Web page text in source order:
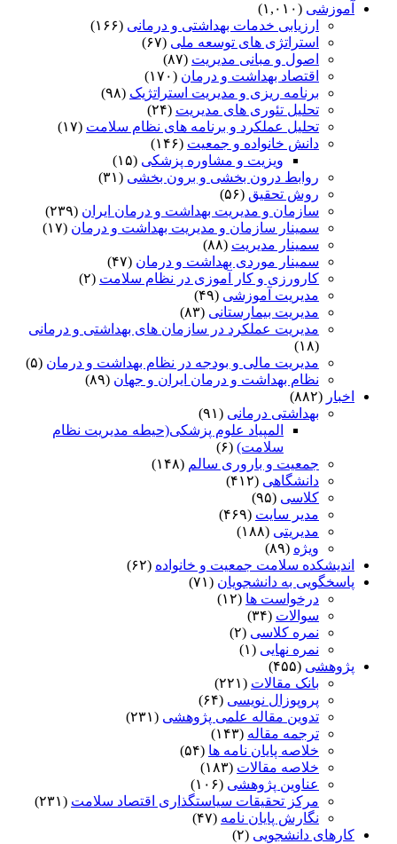
آموزشی (۱,۰۱۰)
ارزیابی خدمات بهداشتی و درمانی (۱۶۶)
استراتژی های توسعه ملی (۶۷)
اصول و مبانی مدیریت (۸۷)
اقتصاد بهداشت و درمان (۱۷۰)
برنامه ریزی و مدیریت استراتژیک (۹۸)
تحلیل تئوری های مدیریت (۲۴)
تحلیل عملکرد و برنامه های نظام سلامت (۱۷)
دانش خانواده و جمعیت (۱۴۶)
ویزیت و مشاوره پزشکی (۱۵)
روابط درون بخشی و برون بخشی (۳۱)
روش تحقیق (۵۶)
سازمان و مدیریت بهداشت و درمان ایران (۲۳۹)
سمینار سازمان و مدیریت بهداشت و درمان (۱۷)
سمینار مدیریت (۸۸)
سمینار موردی بهداشت و درمان (۴۷)
کارورزی و کار آموزی در نظام سلامت (۲)
مدیریت آموزشی (۴۹)
مدیریت بیمارستانی (۸۳)
مدیریت عملکرد در سازمان های بهداشتی و درمانی
(۱۸)
مدیریت مالی و بودجه در نظام بهداشت و درمان (۵)
نظام بهداشت و درمان ایران و جهان (۸۹)
اخبار (۸۸۲)
بهداشتی درمانی (۹۱)
المپیاد علوم پزشکی(حیطه مدیریت نظام
سلامت) (۶)
جمعیت و باروری سالم (۱۴۸)
دانشگاهی (۴۱۲)
کلاسی (۹۵)
مدیر سایت (۴۶۹)
مدیریتی (۱۸۸)
ویژه (۸۹)
اندیشکده سلامت جمعیت و خانواده (۶۲)
پاسخگویی به دانشجویان (۷۱)
درخواست ها (۱۲)
سوالات (۳۴)
نمره کلاسی (۲)
نمره نهایی (۱)
پژوهشی (۴۵۵)
بانک مقالات (۲۲۱)
پروپوزال نویسی (۶۴)
تدوین مقاله علمی پژوهشی (۲۳۱)
ترجمه مقاله (۱۴۳)
خلاصه پایان نامه ها (۵۴)
خلاصه مقالات (۱۸۳)
عناوین پژوهشی (۱۰۶)
مرکز تحقیقات سیاستگذاری اقتصاد سلامت (۲۳۱)
نگارش پایان نامه (۴۷)
کارهای دانشجویی (۲)